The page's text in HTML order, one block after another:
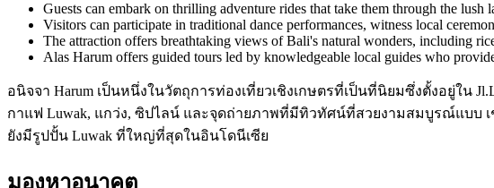
Guests can embark on thrilling adventure rides that take them through the lush
Visitors can participate in traditional dance performances, witness local
The attraction offers breathtaking views of Bali's natural wonders, including
Alas Harum offers guided tours led by knowledgeable local guides who
อนิจจา Harum เป็นหนึ่งในวัตถุการท่องเที่ยวเชิงเกษตรที่เป็นที่นิยมซึ่งตั้งอยู่ใน
กาแฟ Luwak, แกว่ง, ซิปไลน์ และจุดถ่ายภาพที่มีทิวทัศน์ที่สวยงามสมบูรณ์แบบ
ยังมีรูปปั้น Luwak ที่ใหญ่ที่สุดในอินโดนีเซีย
มองหาอนาคต